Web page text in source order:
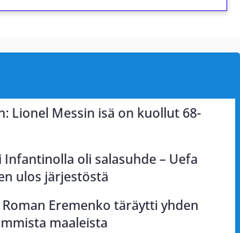
Lionel Messin isä on kuollut 68-
Infantinolla oli salasuhde – Uefa
ulos järjestöstä
Eremenko täräytti yhden
maaleista